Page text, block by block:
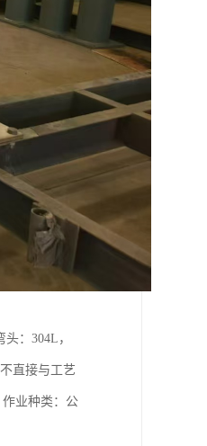
：304L，
直接与工艺
业种类：公